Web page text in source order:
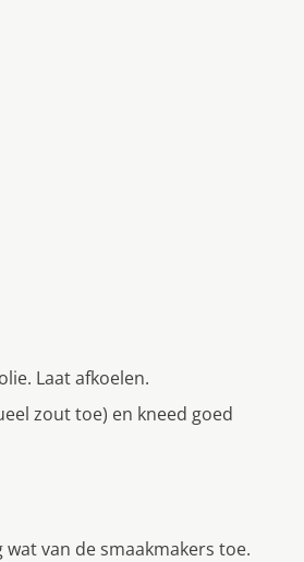
Laat afkoelen.
zout toe) en kneed goed
van de smaakmakers toe.